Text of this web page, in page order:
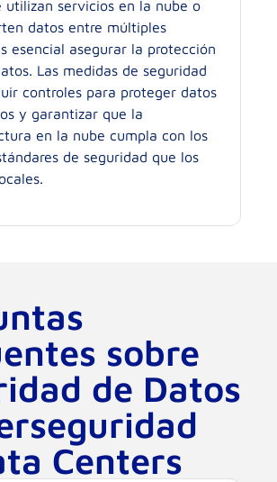
utilizan servicios en la nube o
datos entre múltiples
esencial asegurar la protección
Las medidas de seguridad
controles para proteger datos
y garantizar que la
en la nube cumpla con los
de seguridad que los
sobre
de Datos
Centers